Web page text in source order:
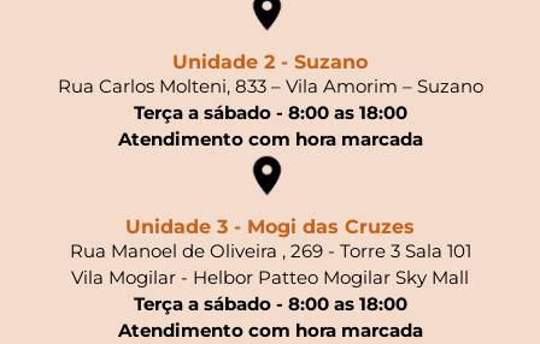
Unidade 2 - Suzano
Rua Carlos Molteni, 833 – Vila Amorim – Suzano
Terça a sábado - 8:00 as 18:00
Atendimento com hora marcada
Unidade 3 - Mogi das Cruzes
Rua Manoel de Oliveira , 269 - Torre 3 Sala 101
Vila Mogilar - Helbor Patteo Mogilar Sky Mall
Terça a sábado - 8:00 as 18:00
Atendimento com hora marcada